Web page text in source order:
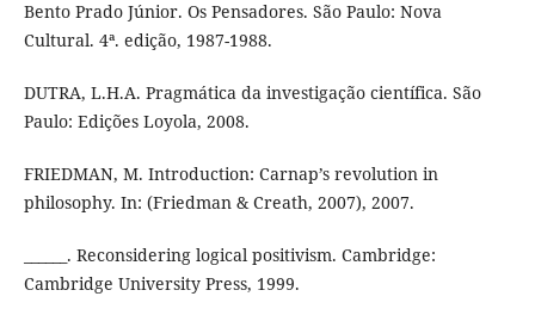
Bento Prado Júnior. Os Pensadores. São Paulo: Nova
Cultural. 4ª. edição, 1987-1988.
DUTRA, L.H.A. Pragmática da investigação científica. São
Paulo: Edições Loyola, 2008.
FRIEDMAN, M. Introduction: Carnap’s revolution in
philosophy. In: (Friedman & Creath, 2007), 2007.
______. Reconsidering logical positivism. Cambridge:
Cambridge University Press, 1999.